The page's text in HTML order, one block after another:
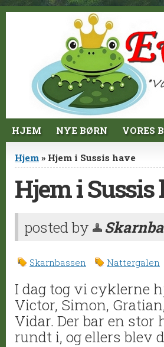
Jump to Content
HJEM NYE BØRN VORES
Du er her
Hjem » Hjem i Sussis have
Hjem i Sussis
posted by
Skarnbassen Nattergalen
I dag tog vi cyklerne
Victor, Simon,
Vidar. Der bar en stor
rundt i, og ellers blev